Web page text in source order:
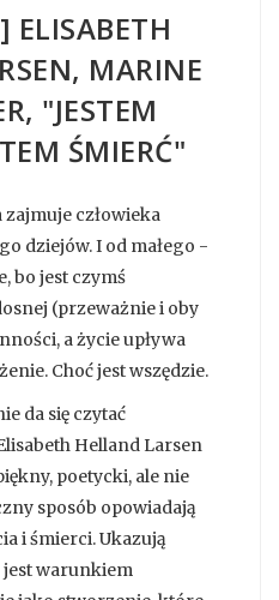
ELISABETH
MARINE
"JESTEM
ŚMIERĆ"
człowieka
dziejów. I od małego -
bo jest czymś
(przeważnie i oby
a życie upływa
Choć jest wszędzie.
da się czytać
Helland Larsen
poetycki, ale nie
sposób opowiadają
i śmierci. Ukazują
jest warunkiem